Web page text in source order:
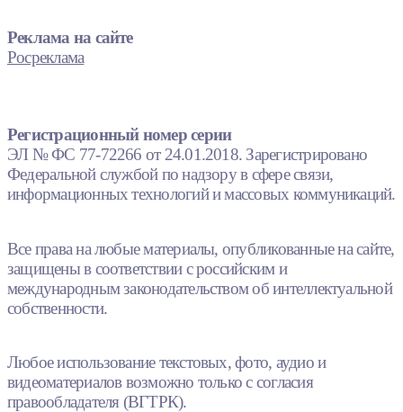
Реклама на сайте
Росреклама
Регистрационный номер серии
ЭЛ № ФС 77-72266 от 24.01.2018. Зарегистрировано
Федеральной службой по надзору в сфере связи,
информационных технологий и массовых коммуникаций.
Все права на любые материалы, опубликованные на сайте,
защищены в соответствии с российским и
международным законодательством об интеллектуальной
собственности.
Любое использование текстовых, фото, аудио и
видеоматериалов возможно только с согласия
правообладателя (ВГТРК).